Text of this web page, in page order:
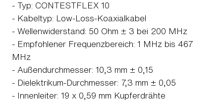
- Typ: CONTESTFLEX 10
- Kabeltyp: Low-Loss-Koaxialkabel
- Wellenwiderstand: 50 Ohm ± 3 bei 200 MHz
- Empfohlener Frequenzbereich: 1 MHz bis 467
MHz
- Außendurchmesser: 10,3 mm ± 0,15
- Dielektrikum-Durchmesser: 7,3 mm ± 0,05
- Innenleiter: 19 x 0,59 mm Kupferdrähte